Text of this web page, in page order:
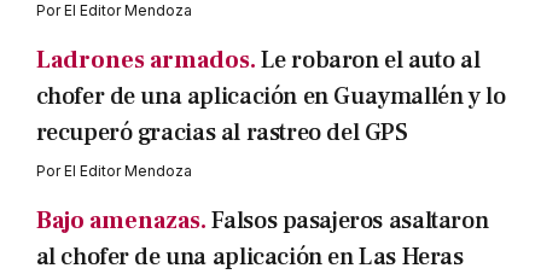
PorEl Editor Mendoza
Ladrones armados.Le robaron el auto al
chofer de una aplicación en Guaymallén y lo
recuperó gracias al rastreo del GPS
PorEl Editor Mendoza
Bajo amenazas.Falsos pasajeros asaltaron
al chofer de una aplicación en Las Heras